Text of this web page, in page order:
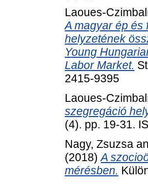
Laoues-
A magyar ép és
helyzetének
Young
Labor Market.
2415-9395
Laoues-
szegregáció
(4). pp. 19-31.
Nagy, Zsuzsa
(2018)A
mérésben.